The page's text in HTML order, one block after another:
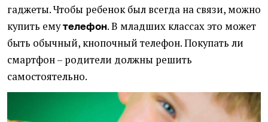
гаджеты. Чтобы ребенок был всегда на связи, можно
купить емутелефон. В младших классах это может
быть обычный, кнопочный телефон. Покупать ли
смартфон – родители должны решить
самостоятельно.